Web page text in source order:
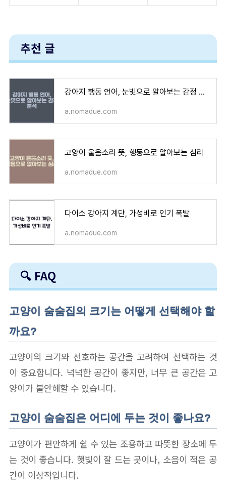
추천 글
강아지 행동 언어, 눈빛으로 알아보는 감정 분석
a.nomadue.com
고양이 울음소리 뜻, 행동으로 알아보는 심리
a.nomadue.com
다이소 강아지 계단, 가성비로 인기 폭발
a.nomadue.com
🔍 FAQ
고양이 숨숨집의 크기는 어떻게 선택해야 할
까요?
고양이의 크기와 선호하는 공간을 고려하여 선택하는 것
이 중요합니다. 넉넉한 공간이 좋지만, 너무 큰 공간은 고
양이가 불안해할 수 있습니다.
고양이 숨숨집은 어디에 두는 것이 좋나요?
고양이가 편안하게 쉴 수 있는 조용하고 따뜻한 장소에 두
는 것이 좋습니다. 햇빛이 잘 드는 곳이나, 소음이 적은 공
간이 이상적입니다.